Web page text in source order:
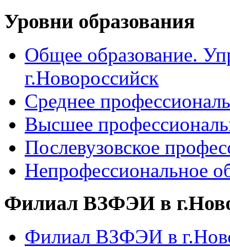
Уровни образования
Общее образование.
г.Новороссийск
Среднее
Высшее
Послевузовское
Непрофессиональное
Филиал ВЗФЭИ в
Филиал ВЗФЭИ в